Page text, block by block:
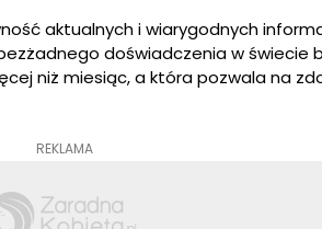
aktualnych i wiarygodnych
doświadczenia w świecie
niż miesiąc, a która pozwala na
REKLAMA